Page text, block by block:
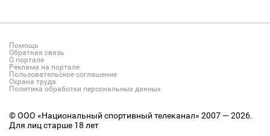
Помощь
Обратная связь
О портале
Реклама на портале
Пользовательское соглашение
Охрана труда
Политика обработки персональных данных
© ООО «Национальный спортивный телеканал» 2007 — 2026.
Для лиц старше 18 лет